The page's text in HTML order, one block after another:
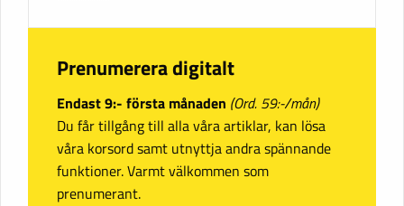
Prenumerera digitalt
Endast 9:- första månaden (Ord. 59:-/mån)
Du får tillgång till alla våra artiklar, kan lösa
våra korsord samt utnyttja andra spännande
funktioner. Varmt välkommen som
prenumerant.